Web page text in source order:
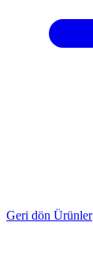
Geri dön Ürünler